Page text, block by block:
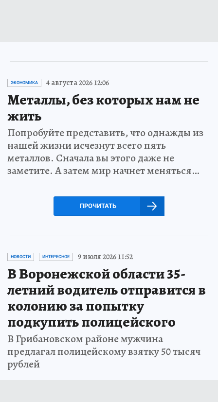
ЭКОНОМИКА 4 августа 2026 12:06
Металлы, без которых нам не
жить
Попробуйте представить, что однажды из
нашей жизни исчезнут всего пять
металлов. Сначала вы этого даже не
заметите. А затем мир начнет меняться…
ПРОЧИТАТЬ
НОВОСТИ ИНТЕРЕСНОЕ 9 июля 2026 11:52
В Воронежской области 35-
летний водитель отправится в
колонию за попытку
подкупить полицейского
В Грибановском районе мужчина
предлагал полицейскому взятку 50 тысяч
рублей